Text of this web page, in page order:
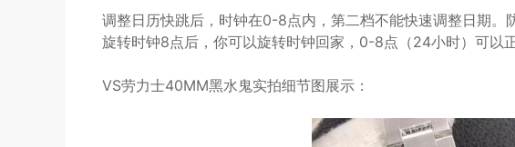
调整日历快跳后，时钟在0-8点内，第二档不能快速调整日期。
旋转时钟8点后，你可以旋转时钟回家，0-8点（24小时）可以
VS劳力士40MM黑水鬼实拍细节图展示：